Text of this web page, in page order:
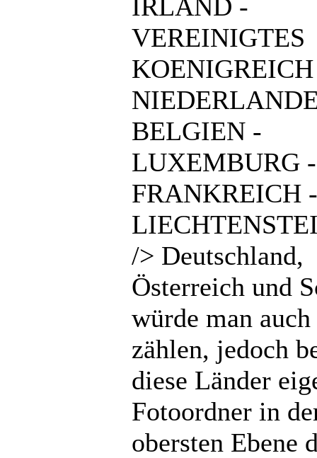
IRLAND -
VEREINIGTES
BELGIEN -
LUXEMBURG -
FRANKREICH -
/> Deutschland,
Österreich und
würde man auch
zählen, jedoch
diese Länder
Fotoordner in
obersten Ebene